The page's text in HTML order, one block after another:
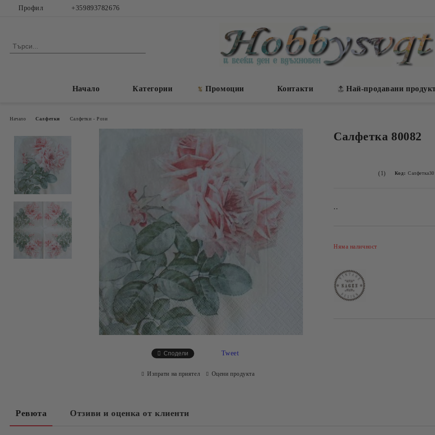
Профил +359893782676
Начало Категории Промоции Контакти Най-продавани
Начало Салфетки Салфетки - Рози
Салфетка 80082
(1) Код:
..
Няма наличност
Сподели Tweet
Изпрати на приятел Оцени продукта
Ревюта Отзиви и оценка от клиенти